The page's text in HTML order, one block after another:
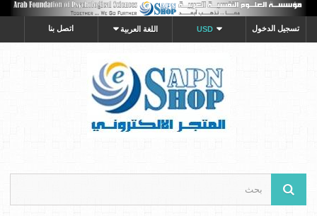
تسجيل الدخول USD اللغة العربية اتصل بنا